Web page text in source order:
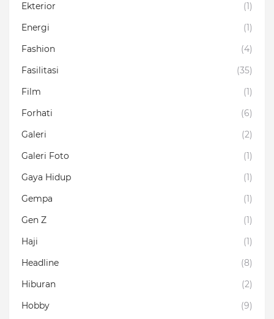
Ekterior
(1)
Energi
(1)
Fashion
(4)
Fasilitasi
(35)
Film
(1)
Forhati
(6)
Galeri
(2)
Galeri Foto
(1)
Gaya Hidup
(1)
Gempa
(1)
Gen Z
(1)
Haji
(1)
Headline
(8)
Hiburan
(2)
Hobby
(9)